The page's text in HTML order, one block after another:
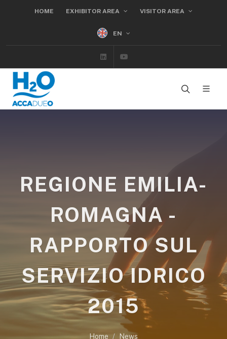
HOME EXHIBITOR AREA VISITOR AREA
EN
Linkedin
REGIONE EMILIA-
ROMAGNA -
RAPPORTO SUL
SERVIZIO IDRICO
2015
Home News